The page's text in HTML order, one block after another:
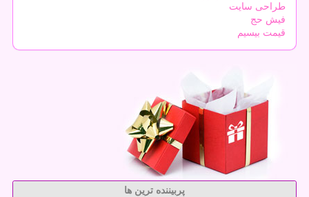
طراحی سایت
فیش حج
قیمت بیسیم
پربیننده ترین ها